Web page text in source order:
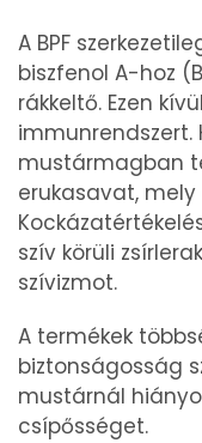
A BPF
biszfenol A-hoz
rákkeltő. Ezen
immunrendszert.
mustármagban
erukasavat,
szív körüli
szívizmot.
A termékek
biztonságosság
mustárnál
csípősséget.